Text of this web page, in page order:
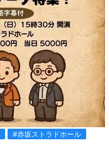
#赤坂ストラドホール